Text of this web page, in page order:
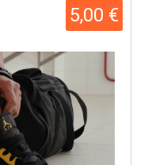
5,00 €